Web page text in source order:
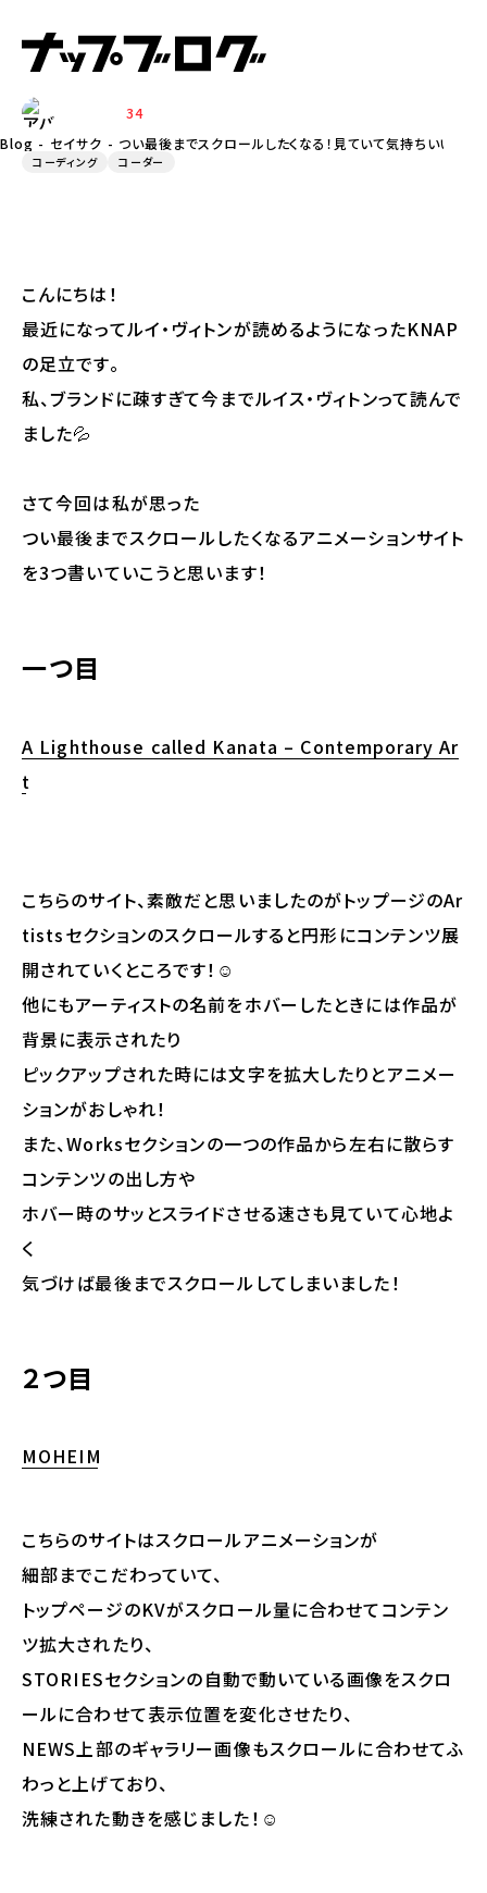
Blog セイサク つい最後までスクロールしたくなる！見ていて気持ちいいアニ
イト３つ挙げてみました！！
34
コーディング コーダー
こんにちは！
最近になってルイ・ヴィトンが読めるようになったKNAP
の足立です。
私、ブランドに疎すぎて今までルイス・ヴィトンって読んで
ました💦
さて今回は私が思った
つい最後までスクロールしたくなるアニメーションサイト
を3つ書いていこうと思います！
一つ目
A Lighthouse called Kanata – Contemporary Ar
t
こちらのサイト、素敵だと思いましたのがトップージのAr
tistsセクションのスクロールすると円形にコンテンツ展
開されていくところです！☺️
他にもアーティストの名前をホバーしたときには作品が
背景に表示されたり
ピックアップされた時には文字を拡大したりとアニメー
ションがおしゃれ！
また、Worksセクションの一つの作品から左右に散らす
コンテンツの出し方や
ホバー時のサッとスライドさせる速さも見ていて心地よ
く
気づけば最後までスクロールしてしまいました！
２つ目
MOHEIM
こちらのサイトはスクロールアニメーションが
細部までこだわっていて、
トップページのKVがスクロール量に合わせてコンテン
ツ拡大されたり、
STORIESセクションの自動で動いている画像をスクロ
ールに合わせて表示位置を変化させたり、
NEWS上部のギャラリー画像もスクロールに合わせてふ
わっと上げており、
洗練された動きを感じました！☺️